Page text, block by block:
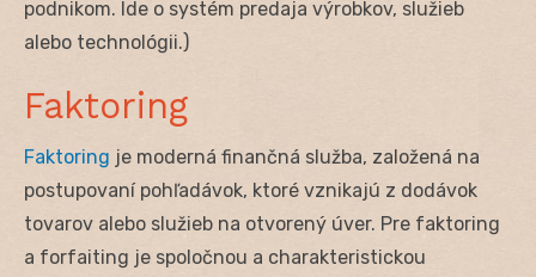
podnikom. Ide o systém predaja výrobkov, služieb
alebo technológii.)
Faktoring
Faktoring je moderná finančná služba, založená na
postupovaní pohľadávok, ktoré vznikajú z dodávok
tovarov alebo služieb na otvorený úver. Pre faktoring
a forfaiting je spoločnou a charakteristickou